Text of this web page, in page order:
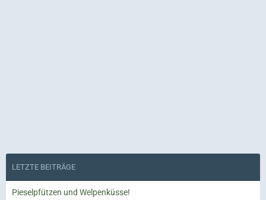
LETZTE BEITRÄGE
Pieselpfützen und Welpenküsse!